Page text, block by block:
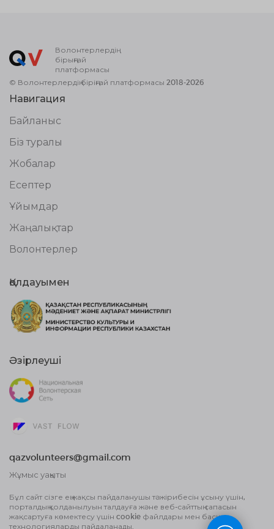
Волонтерлердің
бірыңғай
платформасы
© Волонтерлердің біріңғай платформасы 2018-2026
Навигация
Байланыс
Біз туралы
Жобалар
Есептер
Ұйымдар
Жаңалықтар
Волонтерлер
Қолдауымен
Әзірлеуші
qazvolunteers@gmail.com
Жұмыс уақыты
Жария оферта шарты
Деректерді өңдеу туралы Пайдаланушы
Бұл сайт сізге ең жақсы пайдаланушы тәжірибесін ұсыну үшін,
порталдың қолданылуын талдауға және веб-сайттың сапасын
жақсартуға көмектесу үшін cookie файлдары мен басқа
технологияларды пайдаланады.